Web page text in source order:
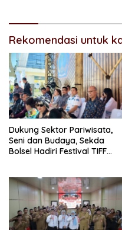
Rekomendasi untuk
Dukung Sektor Pariwisata,
Seni dan Budaya, Sekda
Bolsel Hadiri Festival TIFF